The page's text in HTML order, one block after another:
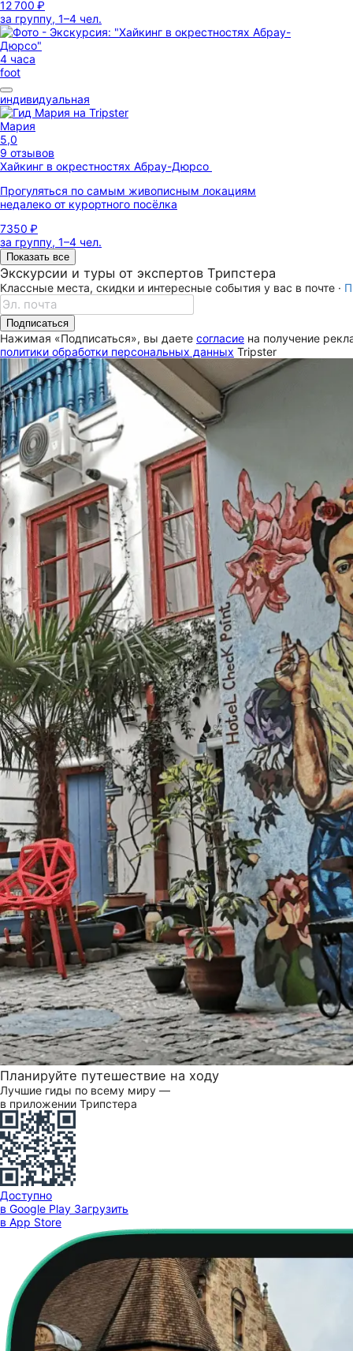
12 700 ₽
за группу, 1–4 чел.
4 часа
foot
индивидуальная
Мария
5,0
9 отзывов
Хайкинг в окрестностях Абрау-Дюрсо
Прогуляться по самым живописным локациям
недалеко от курортного посёлка
7350 ₽
за группу, 1–4 чел.
Показать все
Экскурсии и туры от экспертов Трипстера
Классные места, скидки и интересные события у вас в почте ·
Подписаться
Нажимая «Подписаться», вы даете согласие на получение
политики обработки персональных данных Tripster
Планируйте путешествие на ходу
Лучшие гиды по всему миру —
в приложении Трипстера
Доступно
в Google Play Загрузить
в App Store